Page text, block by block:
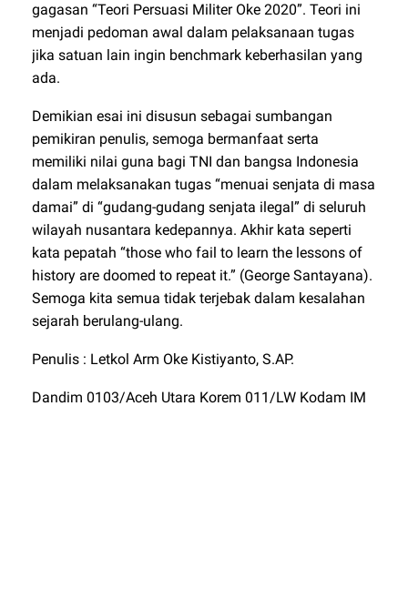
gagasan “Teori Persuasi Militer Oke 2020”. Teori ini
menjadi pedoman awal dalam pelaksanaan tugas
jika satuan lain ingin benchmark keberhasilan yang
ada.
Demikian esai ini disusun sebagai sumbangan
pemikiran penulis, semoga bermanfaat serta
memiliki nilai guna bagi TNI dan bangsa Indonesia
dalam melaksanakan tugas “menuai senjata di masa
damai” di “gudang-gudang senjata ilegal” di seluruh
wilayah nusantara kedepannya. Akhir kata seperti
kata pepatah “those who fail to learn the lessons of
history are doomed to repeat it.” (George Santayana).
Semoga kita semua tidak terjebak dalam kesalahan
sejarah berulang-ulang.
Penulis : Letkol Arm Oke Kistiyanto, S.AP.
Dandim 0103/Aceh Utara Korem 011/LW Kodam IM